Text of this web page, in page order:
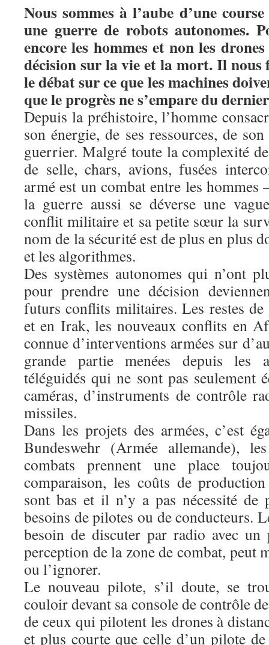
Nous sommes à l’aube d’une
une guerre de robots autonomes.
encore les hommes et non les
décision sur la vie et la mort. Il nous
le débat sur ce que les machines
que le progrès ne s’empare du
Depuis la préhistoire, l’homme
son énergie, de ses ressources, de
guerrier. Malgré toute la complexité
de selle, chars, avions, fusées
armé est un combat entre les hommes
la guerre aussi se déverse une
conflit militaire et sa petite sœur la
nom de la sécurité est de plus en plus
et les algorithmes.
Des systèmes autonomes qui n’ont
pour prendre une décision
futurs conflits militaires. Les restes
et en Irak, les nouveaux conflits en
connue d’interventions armées sur
grande partie menées depuis les
téléguidés qui ne sont pas seulement
caméras, d’instruments de contrôle
missiles.
Dans les projets des armées, c’est
Bundeswehr (Armée allemande),
combats prennent une place
comparaison, les coûts de
sont bas et il n’y a pas nécessité de
besoins de pilotes ou de conducteurs.
besoin de discuter par radio avec
perception de la zone de combat, peut
ou l’ignorer.
Le nouveau pilote, s’il doute, se
couloir devant sa console de contrôle
de ceux qui pilotent les drones à
et plus courte que celle d’un pilote